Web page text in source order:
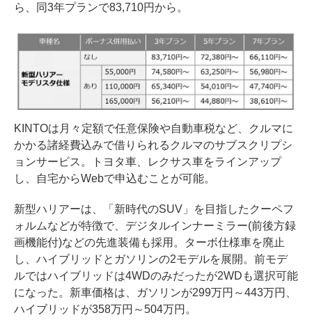
ら、同3年プランで83,710円から。
KINTOは月々定額で任意保険や自動車税など、クルマに
かかる諸経費込みで借りられるクルマのサブスクリプシ
ョンサービス。トヨタ車、レクサス車をラインアップ
し、自宅からWebで申込むことが可能。
新型ハリアーは、「新時代のSUV」を目指したクーペフ
ォルムなどが特徴で、デジタルインナーミラー(前後方録
画機能付)などの先進装備も採用。ターボ仕様車を廃止
し、ハイブリッドとガソリンの2モデルを展開。前モデ
ルではハイブリッドは4WDのみだったが2WDも選択可能
になった。新車価格は、ガソリンが299万円～443万円、
ハイブリッドが358万円～504万円。